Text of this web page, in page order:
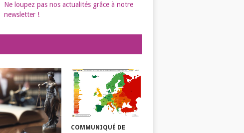
Ne loupez pas nos actualités grâce à notre
newsletter !
COMMUNIQUÉ DE